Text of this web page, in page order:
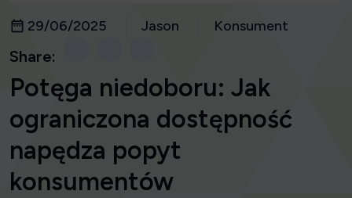
29/06/2025 Jason Konsument
Share:
Potęga niedoboru: Jak
ograniczona dostępność
napędza popyt
konsumentów